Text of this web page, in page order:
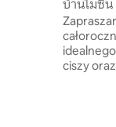
บ้านไมซิน
ciszy oraz
domku
zabaw,